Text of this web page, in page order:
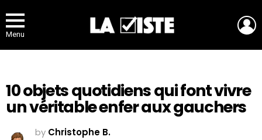
Menu
10 objets quotidiens qui font vivre
un véritable enfer aux gauchers
by Christophe B.